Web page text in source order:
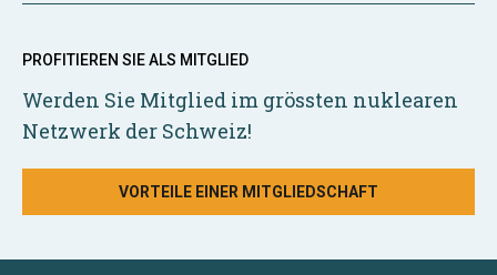
PROFITIEREN SIE ALS MITGLIED
Werden Sie Mitglied im grössten nuklearen
Netzwerk der Schweiz!
VORTEILE EINER MITGLIEDSCHAFT